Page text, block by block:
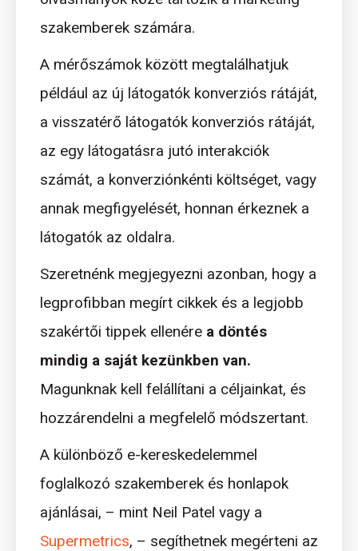
szakemberek számára.
A mérőszámok között megtalálhatjuk
például az új látogatók konverziós rátáját,
a visszatérő látogatók konverziós rátáját,
az egy látogatásra jutó interakciók
számát, a konverziónkénti költséget, vagy
annak megfigyelését, honnan érkeznek a
látogatók az oldalra.
Szeretnénk megjegyezni azonban, hogy a
legprofibban megírt cikkek és a legjobb
szakértői tippek ellenére a döntés
mindig a saját kezünkben van.
Magunknak kell felállítani a céljainkat, és
hozzárendelni a megfelelő módszertant.
A különböző e-kereskedelemmel
foglalkozó szakemberek és honlapok
ajánlásai, – mint Neil Patel vagy a
Supermetrics, – segíthetnek megérteni az